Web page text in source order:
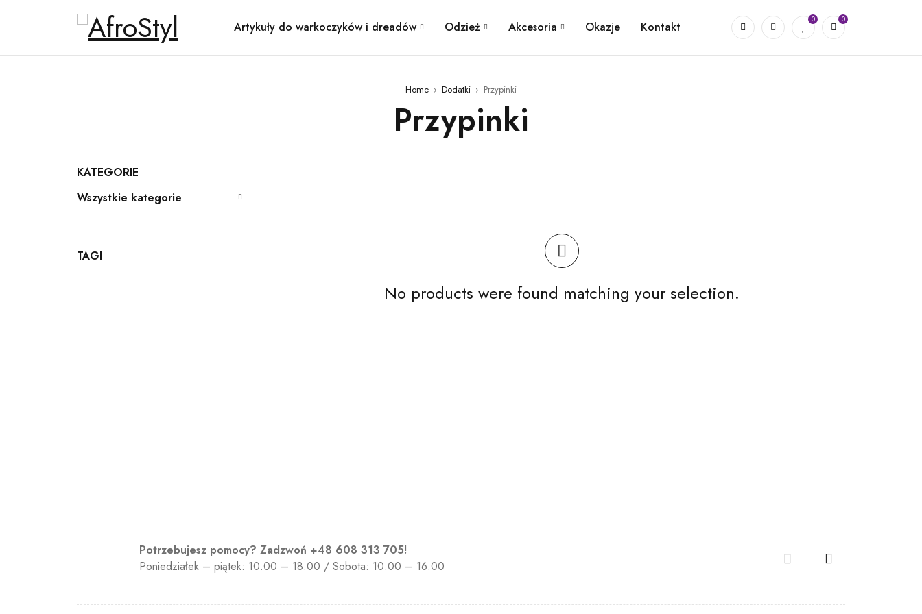
Artykuły do warkoczyków i dreadów Odzież Akcesoria Okazje Kontakt
0 0
Home › Dodatki › Przypinki
Przypinki
KATEGORIE
Wszystkie kategorie
TAGI
No products were found matching your selection.
Potrzebujesz pomocy? Zadzwoń +48 608 313 705!
Poniedziałek – piątek: 10.00 – 18.00 / Sobota: 10.00 – 16.00